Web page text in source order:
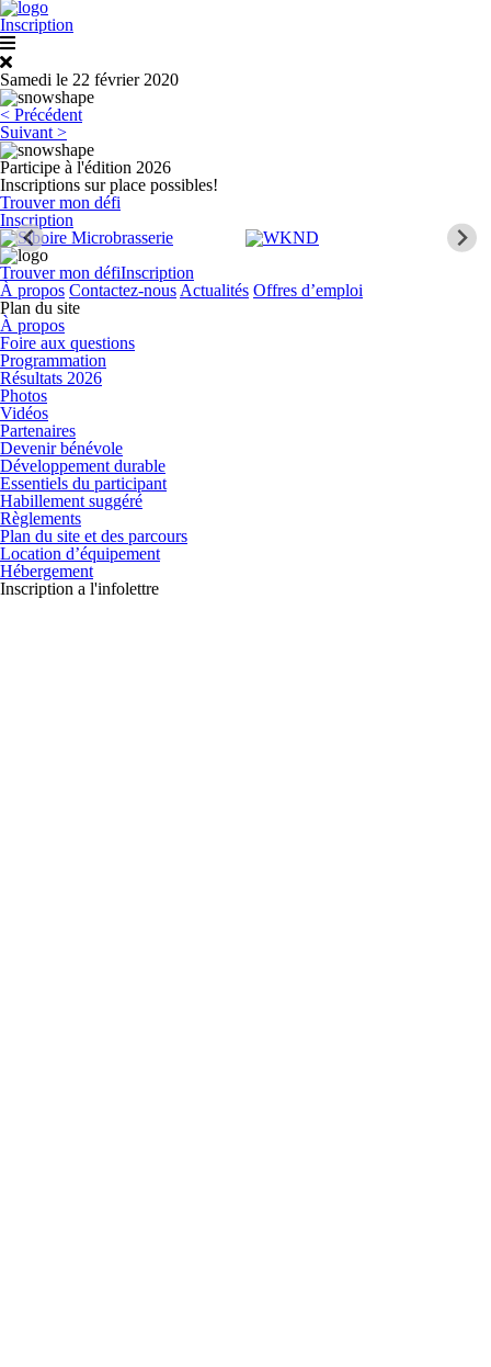
Inscription
Samedi le 22 février 2020
Navigation
de
l’article
< Précédent
Suivant >
Participe à l'édition 2026
Inscriptions sur place possibles!
Trouver mon défi
Inscription
Trouver mon défiInscription
À propos Contactez-nous Actualités Offres d’emploi
Plan du site
À propos
Foire aux questions
Programmation
Résultats 2026
Photos
Vidéos
Partenaires
Devenir bénévole
Développement durable
Essentiels du participant
Habillement suggéré
Règlements
Plan du site et des parcours
Location d’équipement
Hébergement
Inscription a l'infolettre